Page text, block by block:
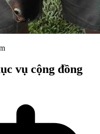
vụ cộng đồng